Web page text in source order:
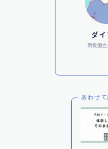
ダイ
現役国立
あわせ